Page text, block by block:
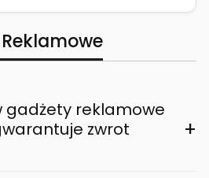
gadżety reklamowe
zwrot
+